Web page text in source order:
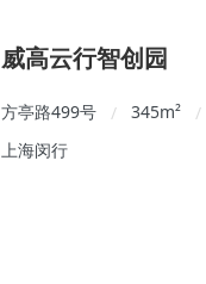
威高云行智创园
方亭路499号 / 345m²
/
上海闵行